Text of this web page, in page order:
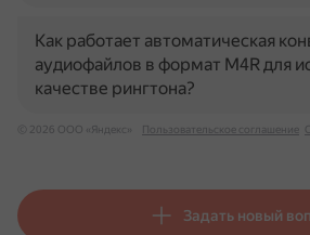
Как работает автоматическая
аудиофайлов в формат M4R для
качестве рингтона?
© 2026 ООО «Яндекс» Пользовательское соглашение
Задать новый